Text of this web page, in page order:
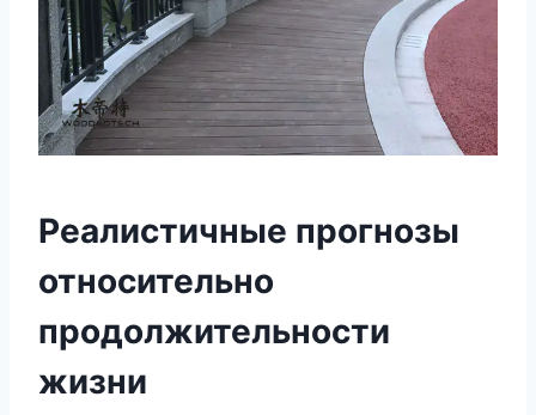
Реалистичные прогнозы
относительно
продолжительности
жизни